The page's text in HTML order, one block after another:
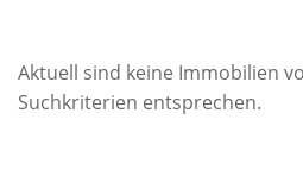
Aktuell sind keine Immobilien
Suchkriterien entsprechen.